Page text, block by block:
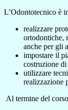
L’Odontotecnico è
realizzare prot
ortodontiche, r
anche per gli
impostare il
costruzione di
utilizzare te
realizzazione
Al termine del